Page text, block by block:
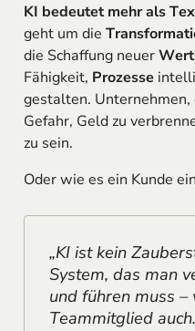
KI bedeutet mehr als
geht um die
die Schaffung neuer
Fähigkeit, Prozesse
gestalten.
Gefahr, Geld zu
zu sein.
Oder wie es ein Kunde
„KI ist kein
System, das man
und führen muss
Teammitglied